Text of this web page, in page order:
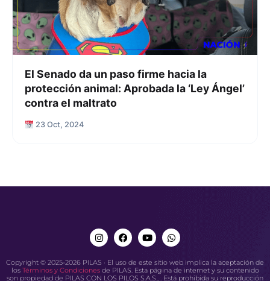
El Senado da un paso firme hacia la
protección animal: Aprobada la ‘Ley Ángel’
contra el maltrato
23 Oct, 2024
Copyright © 2025-2026 PILAS · El uso de este sitio web implica la aceptación de
los Términos y Condicionesde PILAS. Esta página de internet y su contenido
son propiedad de PILAS CON LOS PILOS S.A.S., . Está prohibida su reproducción